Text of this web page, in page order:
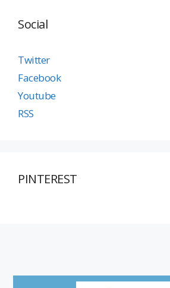
Social
Twitter
Facebook
Youtube
RSS
PINTEREST